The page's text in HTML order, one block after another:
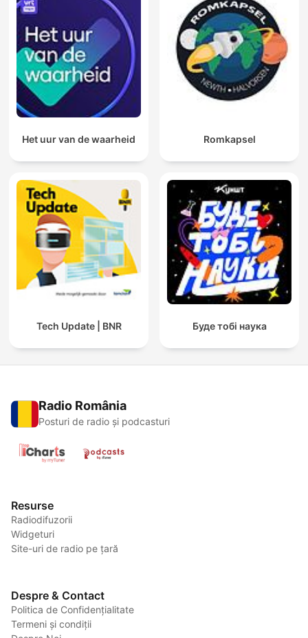
Het uur van de waarheid Romkapsel
Tech Update | BNR Буде тобі наука
Radio România
Posturi de radio și podcasturi
Resurse
Radiodifuzorii
Widgeturi
Site-uri de radio pe țară
Despre & Contact
Politica de Confidențialitate
Termeni și condiții